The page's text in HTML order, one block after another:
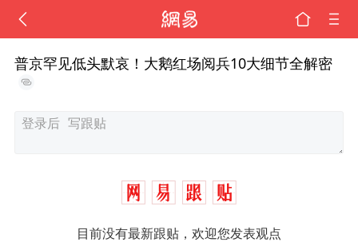
普京罕见低头默哀！大鹅红场阅兵10大细节全解密
目前没有最新跟贴，欢迎您发表观点